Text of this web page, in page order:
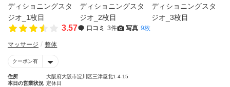
3.57 口コミ 3件 写真 9枚
マッサージ 整体
クーポン有
住所
大阪府大阪市淀川区三津屋北1-4-15
本日の営業状況 定休日